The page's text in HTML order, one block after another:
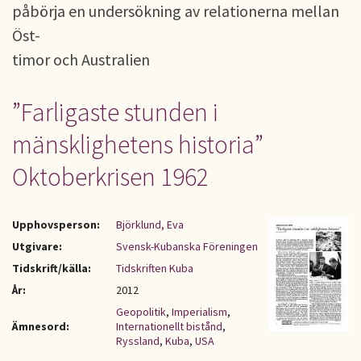
påbörja en undersökning av relationerna mellan
Öst-
timor och Australien
”Farligaste stunden i
mänsklighetens historia”
Oktoberkrisen 1962
Upphovsperson:
Björklund, Eva
Utgivare:
Svensk-Kubanska Föreningen
Tidskrift/källa:
Tidskriften Kuba
År:
2012
Ämnesord:
Geopolitik, Imperialism,
Internationellt bistånd,
Ryssland, Kuba, USA